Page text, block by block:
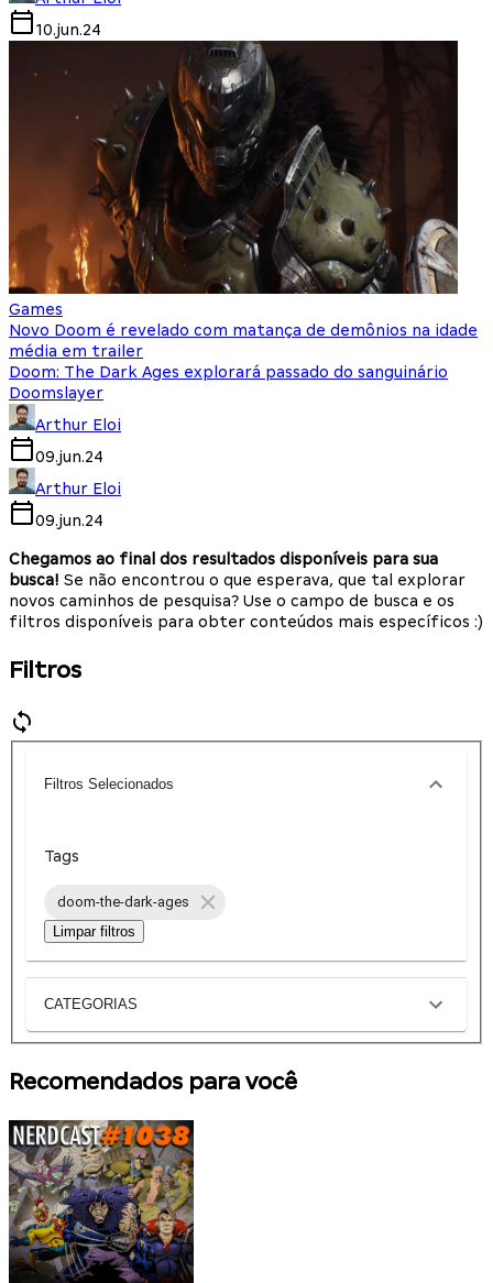
10.jun.24
Games
Novo Doom é revelado com matança de demônios na idade
média em trailer
Doom: The Dark Ages explorará passado do sanguinário
Doomslayer
Arthur Eloi
09.jun.24
Arthur Eloi
09.jun.24
Chegamos ao final dos resultados disponíveis para sua
busca! Se não encontrou o que esperava, que tal explorar
novos caminhos de pesquisa? Use o campo de busca e os
filtros disponíveis para obter conteúdos mais específicos :)
Filtros
Filtros Selecionados
Tags
doom-the-dark-ages
Limpar filtros
CATEGORIAS
Recomendados para você